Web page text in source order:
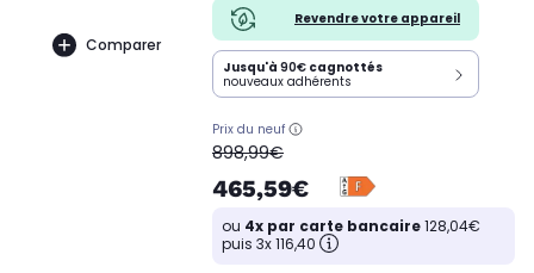
Comparer
Revendre votre appareil
Jusqu'à 90€ cagnottés
nouveaux adhérents
Prix du neuf
oldPrice
898,99€
465,59€
ou 4x par carte bancaire128,04€
puis 3x 116,40